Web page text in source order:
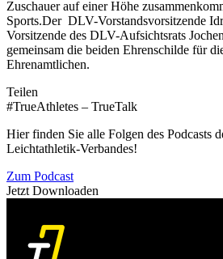
Zuschauer auf einer Höhe
Sports.Der DLV-Vorstandsvorsitzende
Vorsitzende des DLV-Aufsichtsrats
gemeinsam die beiden Ehrenschilde für
Ehrenamtlichen.
Teilen
#TrueAthletes – TrueTalk
Hier finden Sie alle Folgen des Podcasts
Leichtathletik-Verbandes!
Zum Podcast
Jetzt Downloaden